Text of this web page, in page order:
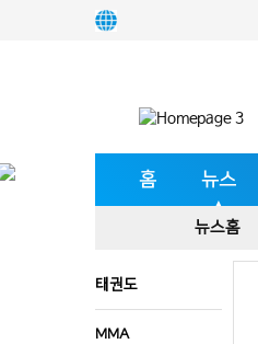
홈 뉴스
뉴스홈
태권도
MMA